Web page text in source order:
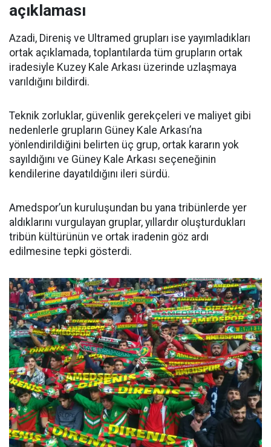
açıklaması
Azadi, Direniş ve Ultramed grupları ise yayımladıkları
ortak açıklamada, toplantılarda tüm grupların ortak
iradesiyle Kuzey Kale Arkası üzerinde uzlaşmaya
varıldığını bildirdi.
Teknik zorluklar, güvenlik gerekçeleri ve maliyet gibi
nedenlerle grupların Güney Kale Arkası’na
yönlendirildiğini belirten üç grup, ortak kararın yok
sayıldığını ve Güney Kale Arkası seçeneğinin
kendilerine dayatıldığını ileri sürdü.
Amedspor’un kuruluşundan bu yana tribünlerde yer
aldıklarını vurgulayan gruplar, yıllardır oluşturdukları
tribün kültürünün ve ortak iradenin göz ardı
edilmesine tepki gösterdi.